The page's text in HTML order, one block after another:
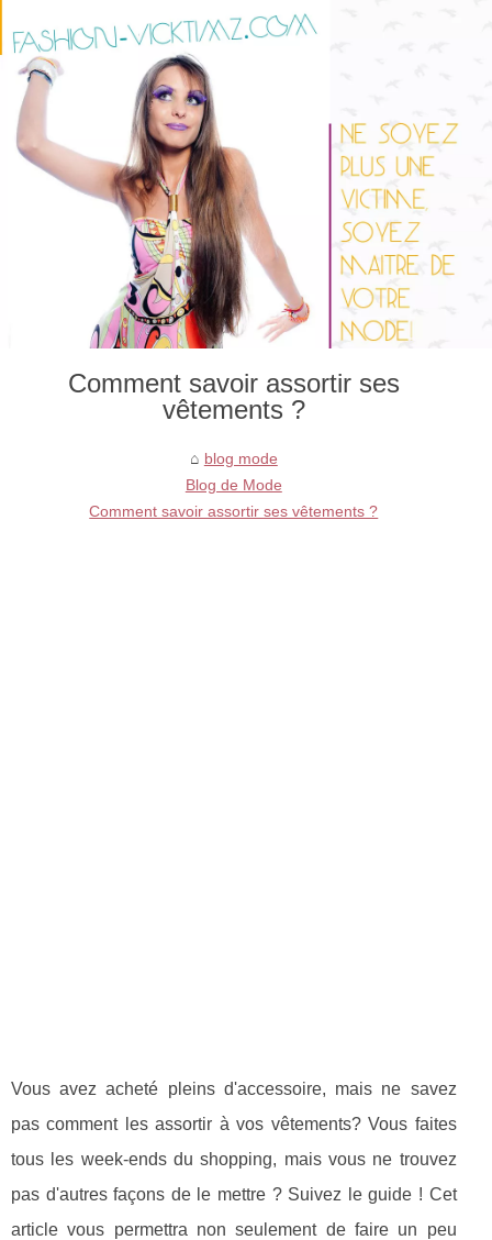
Comment savoir assortir ses
vêtements ?
blog mode
Blog de Mode
Comment savoir assortir ses vêtements ?
Vous avez acheté pleins d'accessoire, mais ne savez
pas comment les assortir à vos vêtements? Vous faites
tous les week-ends du shopping, mais vous ne trouvez
pas d'autres façons de le mettre ? Suivez le guide ! Cet
article vous permettra non seulement de faire un peu